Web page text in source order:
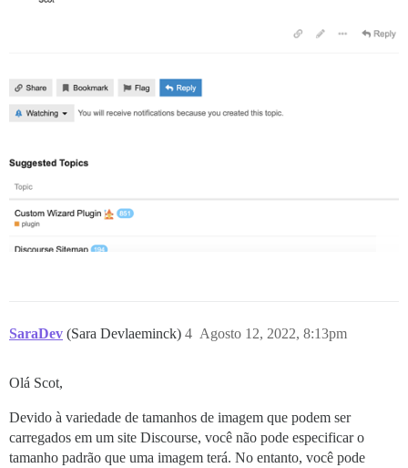
SaraDev (Sara Devlaeminck) Agosto 12, 2022, 8:13pm
4
Olá Scot,
Devido à variedade de tamanhos de imagem que podem ser
carregados em um site Discourse, você não pode especificar o
tamanho padrão que uma imagem terá. No entanto, você pode